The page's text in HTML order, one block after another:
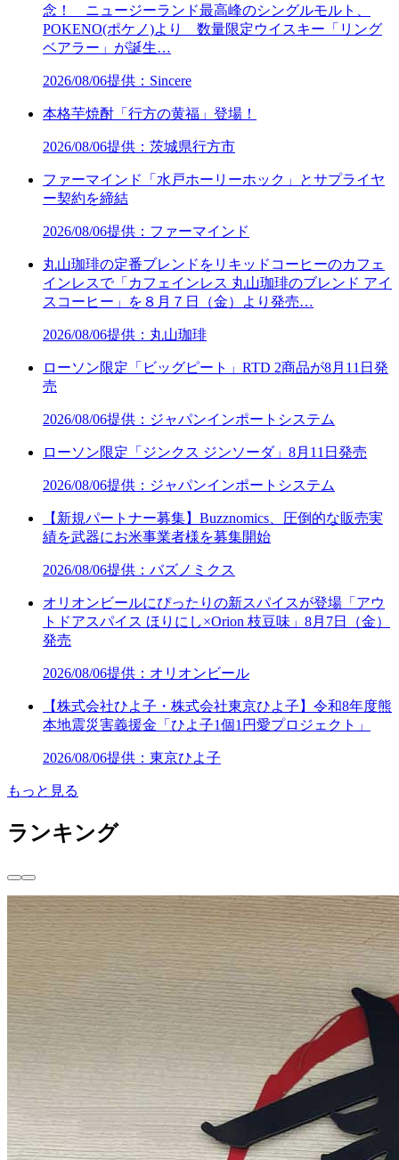
念！ ニュージーランド最高峰のシングルモルト、
POKENO(ポケノ)より 数量限定ウイスキー「リング
ベアラー」が誕生…
2026/08/06提供：Sincere
本格芋焼酎「行方の黄福」登場！
2026/08/06提供：茨城県行方市
ファーマインド「水戸ホーリーホック」とサプライヤ
ー契約を締結
2026/08/06提供：ファーマインド
丸山珈琲の定番ブレンドをリキッドコーヒーのカフェ
インレスで「カフェインレス 丸山珈琲のブレンド アイ
スコーヒー」を８月７日（金）より発売…
2026/08/06提供：丸山珈琲
ローソン限定「ビッグピート」RTD 2商品が8月11日発
売
2026/08/06提供：ジャパンインポートシステム
ローソン限定「ジンクス ジンソーダ」8月11日発売
2026/08/06提供：ジャパンインポートシステム
【新規パートナー募集】Buzznomics、圧倒的な販売実
績を武器にお米事業者様を募集開始
2026/08/06提供：バズノミクス
オリオンビールにぴったりの新スパイスが登場「アウ
トドアスパイス ほりにし×Orion 枝豆味」8月7日（金）
発売
2026/08/06提供：オリオンビール
【株式会社ひよ子・株式会社東京ひよ子】令和8年度熊
本地震災害義援金「ひよ子1個1円愛プロジェクト」
2026/08/06提供：東京ひよ子
もっと見る
ランキング